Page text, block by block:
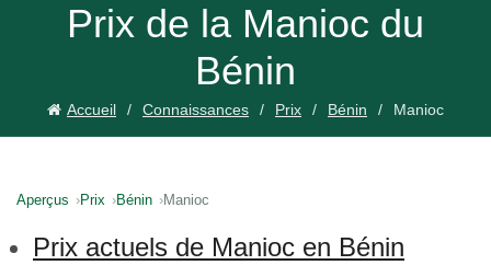
Prix de la Manioc du
Bénin
Accueil Connaissances Prix Bénin Manioc
Aperçus Prix Bénin Manioc
Prix actuels de Manioc en Bénin